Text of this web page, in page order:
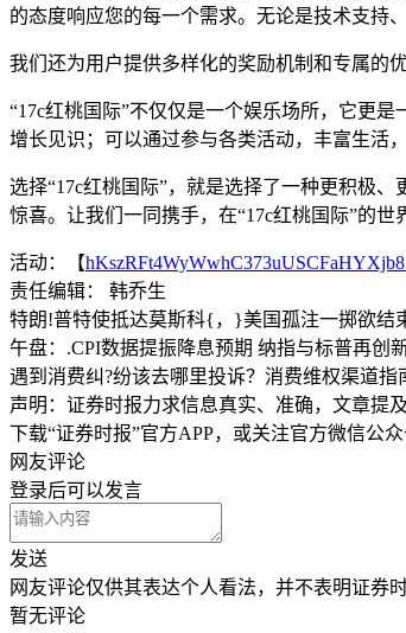
的态度响应您的每一个需求。无论是技术支持
我们还为用户提供多样化的奖励机制和专属的
“17c红桃国际”不仅仅是一个娱乐场所，它更
增长见识；可以通过参与各类活动，丰富生活
选择“17c红桃国际”，就是选择了一种更积极
惊喜。让我们一同携手，在“17c红桃国际”的
活动：【
责任编辑： 韩乔生
特朗!普特使抵达莫斯科{，}美国孤注一掷欲结
午盘：.CPI数据提振降息预期 纳指与标普再创
遇到消费纠?纷该去哪里投诉？消费维权渠道指
声明：证券时报力求信息真实、准确，文章提
下载“证券时报”官方APP，或关注官方微信公
网友评论
登录后可以发言
发送
网友评论仅供其表达个人看法，并不表明证券
暂无评论